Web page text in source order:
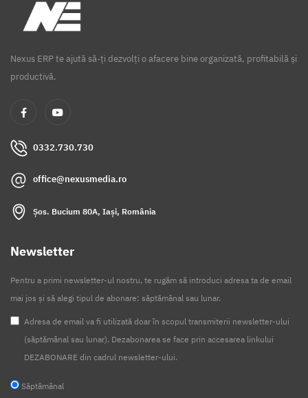
Nexus ERP te ajută să-ți dezvolți o afacere bine organizată, profitabilă și
productivă.
0332.730.730
office@nexusmedia.ro
Șos. Bucium 80A, Iași, România
Newsletter
Pentru a primi newsletter-ul nostru, te rugăm să introduci adresa ta de email
mai jos și să alegi tipul de abonare: săptămânal sau lunar.
Adresa de email va fi utilizată doar în scopul transmiterii newsletter-ului
(săptămânal sau lunar). Dezabonarea se face prin accesarea linkului
DEZABONARE din cadrul newsletter-ului.
Săptămânal